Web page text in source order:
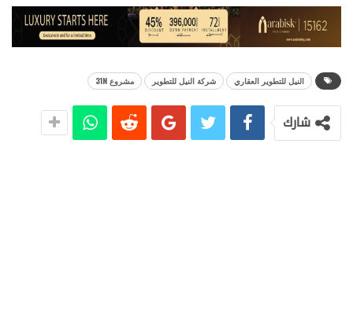
النيل للتطوير العقاري شركة النيل للتطوير مشروع 31N
شارك